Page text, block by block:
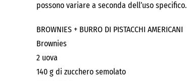
possono variare a seconda dell’uso specifico.
BROWNIES + BURRO DI PISTACCHI AMERICANI
Brownies
2 uova
140 g di zucchero semolato